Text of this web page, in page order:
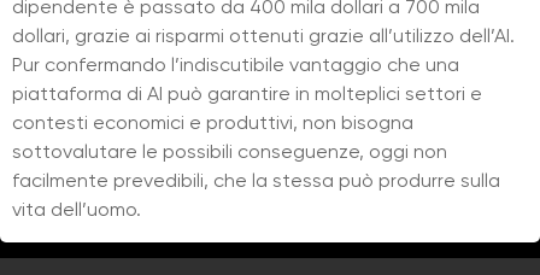
dipendente è passato da 400 mila dollari a 700 mila
dollari, grazie ai risparmi ottenuti grazie all’utilizzo dell’AI.
Pur confermando l’indiscutibile vantaggio che una
piattaforma di AI può garantire in molteplici settori e
contesti economici e produttivi, non bisogna
sottovalutare le possibili conseguenze, oggi non
facilmente prevedibili, che la stessa può produrre sulla
vita dell’uomo.